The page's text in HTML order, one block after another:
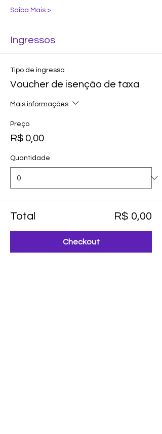
Saiba Mais >
Ingressos
Tipo de ingresso
Voucher de isenção de taxa
Mais informações
Preço
R$ 0,00
Quantidade
Total R$ 0,00
Checkout